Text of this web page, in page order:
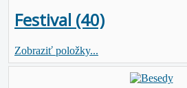
Festival (40)
Zobraziť položky...